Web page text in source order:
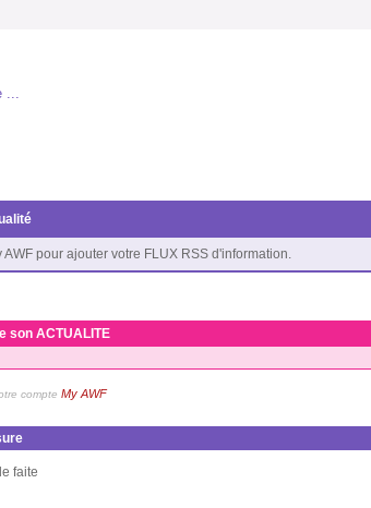
...
pour ajouter votre FLUX RSS d'information.
son ACTUALITE
compte My AWF
faite